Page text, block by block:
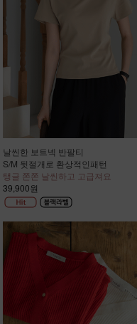
날씬한 보트넥 반팔티
S/M 뒷절개로 환상적인패턴
탱글 쫀쫀 날씬하고 고급져요
39,900원